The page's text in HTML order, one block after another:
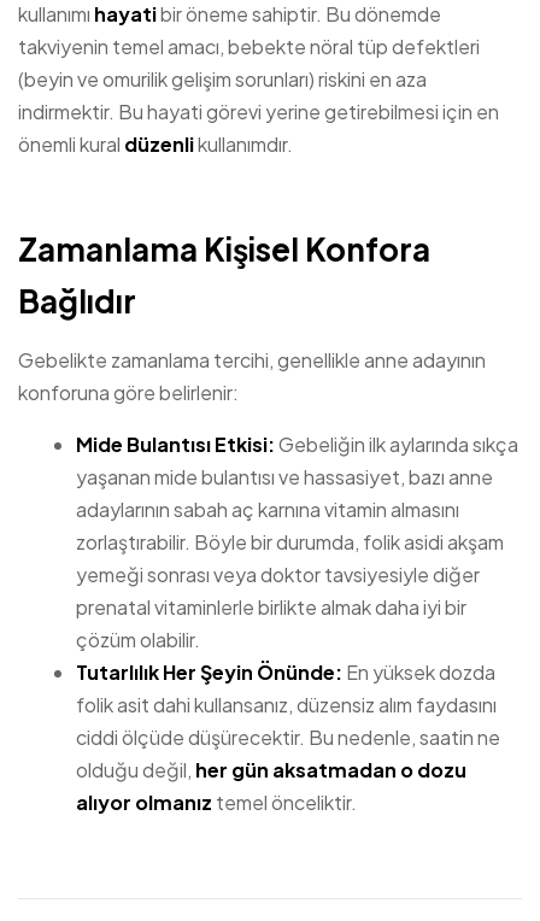
kullanımı hayatibir öneme sahiptir. Bu dönemde
takviyenin temel amacı, bebekte nöral tüp defektleri
(beyin ve omurilik gelişim sorunları) riskini en aza
indirmektir. Bu hayati görevi yerine getirebilmesi için en
önemli kural düzenlikullanımdır.
Zamanlama Kişisel Konfora
Bağlıdır
Gebelikte zamanlama tercihi, genellikle anne adayının
konforuna göre belirlenir:
Mide Bulantısı Etkisi:Gebeliğin ilk aylarında sıkça
yaşanan mide bulantısı ve hassasiyet, bazı anne
adaylarının sabah aç karnına vitamin almasını
zorlaştırabilir. Böyle bir durumda, folik asidi akşam
yemeği sonrası veya doktor tavsiyesiyle diğer
prenatal vitaminlerle birlikte almak daha iyi bir
çözüm olabilir.
Tutarlılık Her Şeyin Önünde: En yüksek dozda
folik asit dahi kullansanız, düzensiz alım faydasını
ciddi ölçüde düşürecektir. Bu nedenle, saatin ne
olduğu değil, her gün aksatmadan o dozu
alıyor olmanız temel önceliktir.